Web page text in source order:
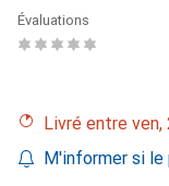
Évaluations
Livré entre
M'informer si